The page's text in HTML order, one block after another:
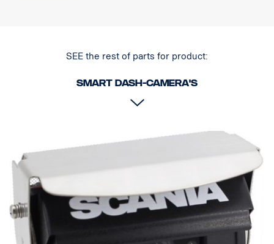
• parkeerlijnen toevoegen
• 5 toetsen voor handmatig wisselen en menu openen
- Ruimte voor ECU-rek
• Gewicht 981 g (alleen apparaat)
Voor gebruik met Smart Dash,
Niet compatibel
vereist adapter 3203561 of 3186731 voor aansluiting op DDU-
camerapoort.
SEE the rest of parts for product:
Smart Dash-camera's